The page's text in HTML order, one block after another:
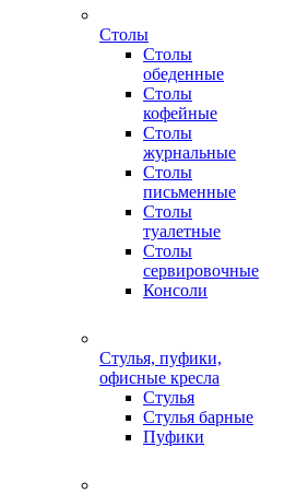
Столы
Столы
обеденные
Столы
кофейные
Столы
журнальные
Столы
письменные
Столы
туалетные
Столы
сервировочные
Консоли
Стулья, пуфики,
офисные кресла
Стулья
Стулья барные
Пуфики